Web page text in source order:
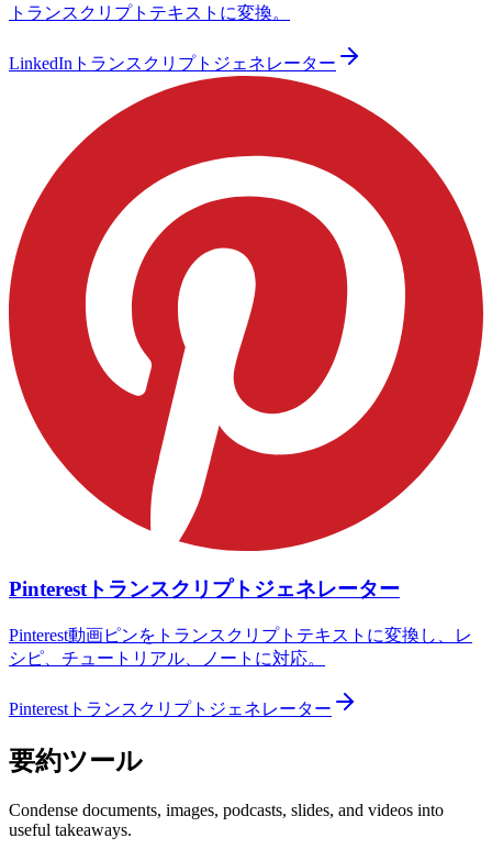
トランスクリプトテキストに変換。
LinkedInトランスクリプトジェネレーター
Pinterestトランスクリプトジェネレーター
Pinterest動画ピンをトランスクリプトテキストに変換し、レ
シピ、チュートリアル、ノートに対応。
Pinterestトランスクリプトジェネレーター
要約ツール
Condense documents, images, podcasts, slides, and videos into
useful takeaways.